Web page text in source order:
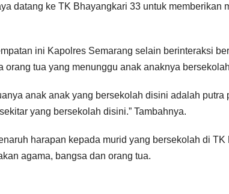
datang ke TK Bhayangkari 33 untuk memberikan
ini Kapolres Semarang selain berinteraksi
orang tua yang menunggu anak anaknya
anak anak yang bersekolah disini adalah
yang bersekolah disini.” Tambahnya.
harapan kepada murid yang bersekolah di
agama, bangsa dan orang tua.